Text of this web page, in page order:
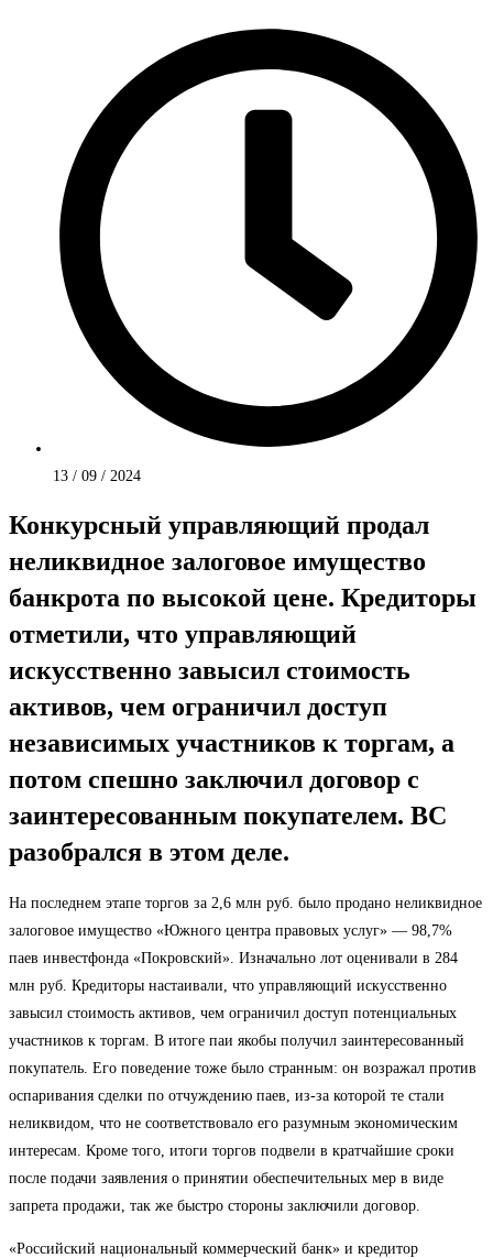
13 / 09 / 2024
Конкурсный управляющий продал
неликвидное залоговое имущество
банкрота по высокой цене. Кредиторы
отметили, что управляющий
искусственно завысил стоимость
активов, чем ограничил доступ
независимых участников к торгам, а
потом спешно заключил договор с
заинтересованным покупателем. ВС
разобрался в этом деле.
На последнем этапе торгов за 2,6 млн руб. было продано неликвидное
залоговое имущество «Южного центра правовых услуг» — 98,7%
паев инвестфонда «Покровский». Изначально лот оценивали в 284
млн руб. Кредиторы настаивали, что управляющий искусственно
завысил стоимость активов, чем ограничил доступ потенциальных
участников к торгам. В итоге паи якобы получил заинтересованный
покупатель. Его поведение тоже было странным: он возражал против
оспаривания сделки по отчуждению паев, из-за которой те стали
неликвидом, что не соответствовало его разумным экономическим
интересам. Кроме того, итоги торгов подвели в кратчайшие сроки
после подачи заявления о принятии обеспечительных мер в виде
запрета продажи, так же быстро стороны заключили договор.
«Российский национальный коммерческий банк» и кредитор